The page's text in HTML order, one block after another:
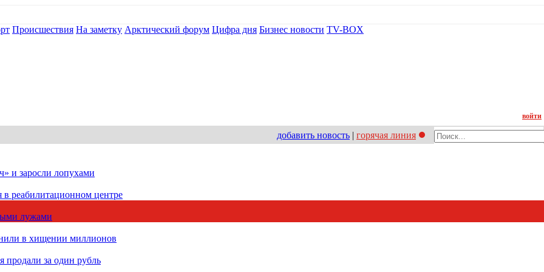
Происшествия На заметку Арктический форум Цифра дня Бизнес новости TV-BOX
войти
добавить новость | горячая линия
и заросли лопухами
реабилитационном центре
лужами
в хищении миллионов
продали за один рубль